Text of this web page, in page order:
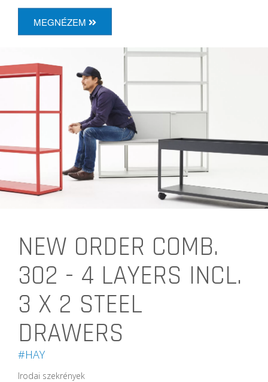
MEGNÉZEM
NEW ORDER COMB.
302 - 4 LAYERS INCL.
3 X 2 STEEL
DRAWERS
#HAY
Irodai szekrények